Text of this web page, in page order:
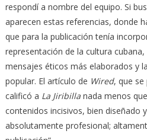
respondí a nombre del equipo. Si
aparecen estas referencias, donde
que para la publicación tenía
representación de la cultura
mensajes éticos más elaborados y
popular. El artículo de Wired, que se
calificó a La Jiribillanada menos
contenidos incisivos, bien diseñado
absolutamente profesional;